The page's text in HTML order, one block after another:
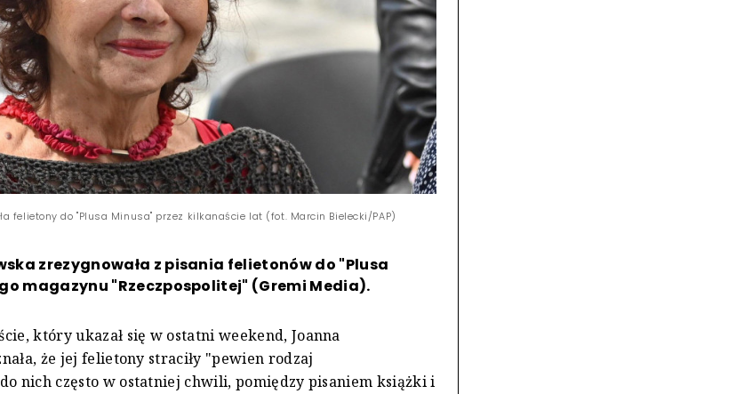
felietony do "Plusa Minusa" przez kilkanaście lat (fot. Marcin Bielecki/PAP)
zrezygnowała z pisania felietonów do "Plusa
magazynu "Rzeczpospolitej" (Gremi Media).
który ukazał się w ostatni weekend, Joanna
że jej felietony straciły "pewien rodzaj
nich często w ostatniej chwili, pomiędzy pisaniem książki i